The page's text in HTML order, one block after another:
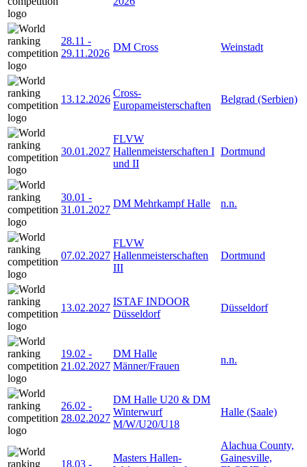
28.11 -
29.11.2026
DM Cross Weinstadt
13.12.2026
Cross-
Europameisterschaften
Belgrad (Serbien)
30.01.2027
FLVW
Hallenmeisterschaften I
und II
Dortmund
30.01 -
31.01.2027
DM Mehrkampf Halle n.n.
07.02.2027
FLVW
Hallenmeisterschaften
III
Dortmund
13.02.2027
ISTAF INDOOR
Düsseldorf
Düsseldorf
19.02 -
21.02.2027
DM Halle
Männer/Frauen
n.n.
26.02 -
28.02.2027
DM Halle U20 & DM
Winterwurf
M/W/U20/U18
Halle (Saale)
18.03 -
Masters Hallen-
Alachua County,
Gainesville,